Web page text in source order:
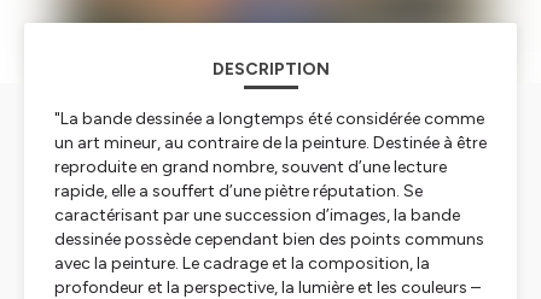
DESCRIPTION
"La bande dessinée a longtemps été considérée comme
un art mineur, au contraire de la peinture. Destinée à être
reproduite en grand nombre, souvent d’une lecture
rapide, elle a souffert d’une piètre réputation. Se
caractérisant par une succession d’images, la bande
dessinée possède cependant bien des points communs
avec la peinture. Le cadrage et la composition, la
profondeur et la perspective, la lumière et les couleurs –